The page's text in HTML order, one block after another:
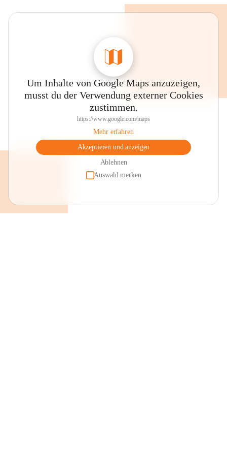
Um Inhalte von Google Maps anzuzeigen,
musst du der Verwendung externer Cookies
zustimmen.
https://www.google.com/maps
Mehr erfahren
Akzeptieren und anzeigen
Ablehnen
Auswahl merken